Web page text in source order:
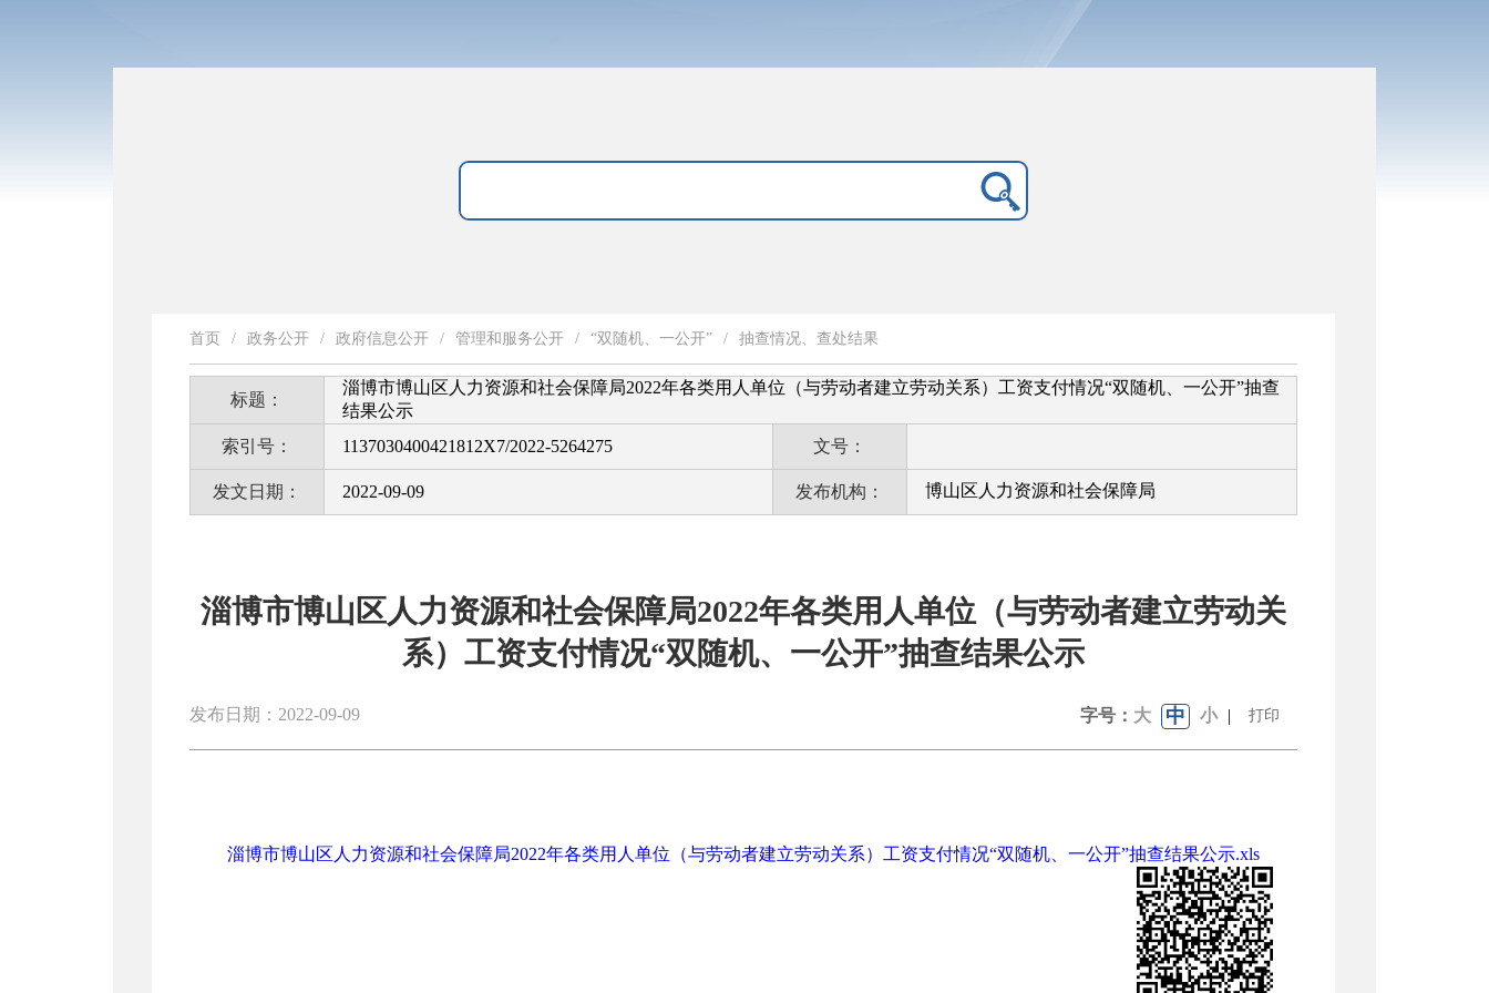
首页 / 政务公开 / 政府信息公开 / 管理和服务公开 / “双随机、一公开” / 抽查情况、查处结果
标题：
淄博市博山区人力资源和社会保障局2022年各类用人单位（与劳动者建立劳动关系）工资支付情况“双随机、一公开”抽查
结果公示
索引号：
1137030400421812X7/2022-5264275 文号：
发文日期： 2022-09-09 发布机构： 博山区人力资源和社会保障局
淄博市博山区人力资源和社会保障局2022年各类用人单位（与劳动者建立劳动关
系）工资支付情况“双随机、一公开”抽查结果公示
发布日期：2022-09-09 字号： 大 中 小 | 打印
淄博市博山区人力资源和社会保障局2022年各类用人单位（与劳动者建立劳动关系）工资支付情况“双随机、一公开”抽查结果公示.xls